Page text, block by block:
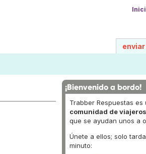
¡Bienvenido a bordo!
Trabber Respuestas es
comunidad de viajeros
que se ayudan unos a
Únete a ellos; solo
minuto: